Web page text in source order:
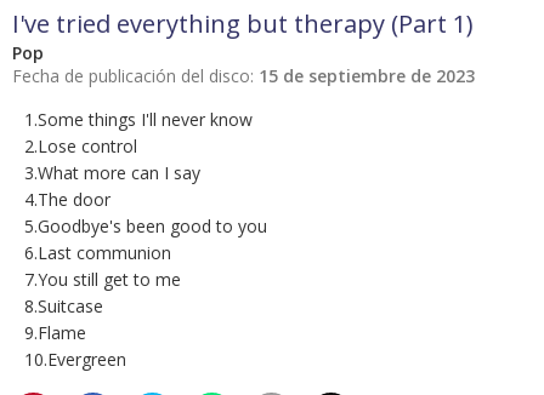
I've tried everything but therapy (Part 1)
Pop
Fecha de publicación del disco: 15 de septiembre de 2023
1.Some things I'll never know
2.Lose control
3.What more can I say
4.The door
5.Goodbye's been good to you
6.Last communion
7.You still get to me
8.Suitcase
9.Flame
10.Evergreen